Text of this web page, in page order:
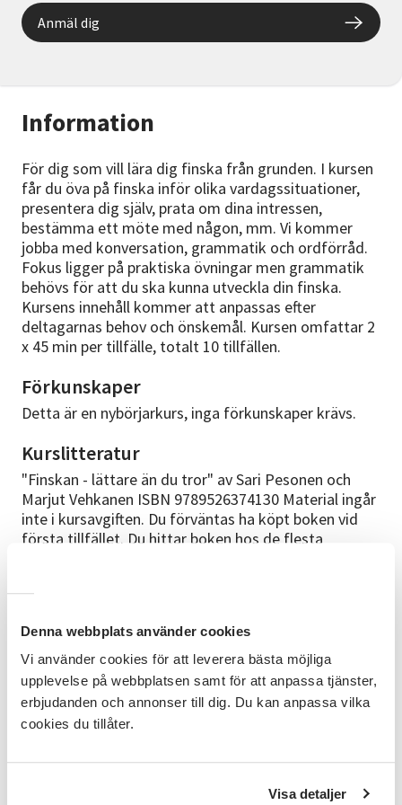
Denna webbplats använder cookies
Vi använder cookies för att leverera bästa möjliga
upplevelse på webbplatsen samt för att anpassa tjänster,
erbjudanden och annonser till dig. Du kan anpassa vilka
cookies du tillåter.
Visa detaljer
Information
För dig som vill lära dig finska från grunden. I kursen
får du öva på finska inför olika vardagssituationer,
presentera dig själv, prata om dina intressen,
bestämma ett möte med någon, mm. Vi kommer
jobba med konversation, grammatik och ordförråd.
Fokus ligger på praktiska övningar men grammatik
behövs för att du ska kunna utveckla din finska.
Kursens innehåll kommer att anpassas efter
deltagarnas behov och önskemål. Kursen omfattar 2
x 45 min per tillfälle, totalt 10 tillfällen.
Förkunskaper
Detta är en nybörjarkurs, inga förkunskaper krävs.
Kurslitteratur
"Finskan - lättare än du tror" av Sari Pesonen och
Marjut Vehkanen ISBN 9789526374130 Material ingår
inte i kursavgiften. Du förväntas ha köpt boken vid
första tillfället. Du hittar boken hos de flesta
Vuxenskolan ansvarar ej för inköpt bok till inställd
Kursledare
Meddelas senare
Kurslokalen
Anmäl dig